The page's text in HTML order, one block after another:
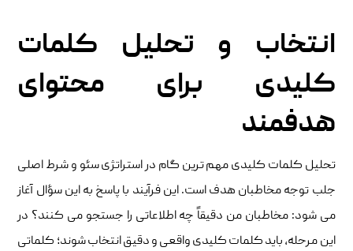
انتخاب و تحلیل کلمات
کلیدی برای محتوای
هدفمند
تحلیل کلمات کلیدی مهم‌ ترین گام در استراتژی سئو و شرط اصلی
جلب توجه مخاطبان هدف است. این فرآیند با پاسخ به این سؤال آغاز
می‌ شود: مخاطبان من دقیقاً چه اطلاعاتی را جستجو می ‌کنند؟ در
این مرحله، باید کلمات کلیدی واقعی و دقیق انتخاب شوند؛ کلماتی